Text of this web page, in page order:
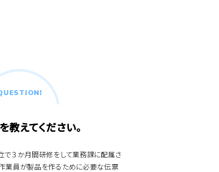
教えてください。
で３か月間研修をして業務課に配属さ
業員が製品を作るために必要な伝票